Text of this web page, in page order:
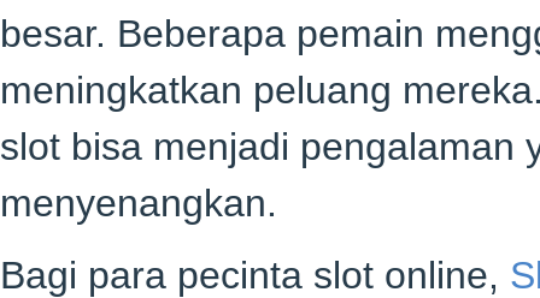
besar. Beberapa pemain
meningkatkan peluang
slot bisa menjadi pengalaman
menyenangkan.
Bagi para pecinta slot online,